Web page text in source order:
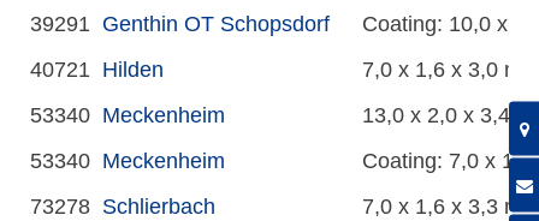
39291 Genthin OT Schopsdorf
Coating: 10,0 x
40721 Hilden
7,0 x 1,6 x 3,0 m
53340 Meckenheim
13,0 x 2,0 x 3,4 m
53340 Meckenheim
Coating: 7,0 x 1,2
73278 Schlierbach
7,0 x 1,6 x 3,3 m